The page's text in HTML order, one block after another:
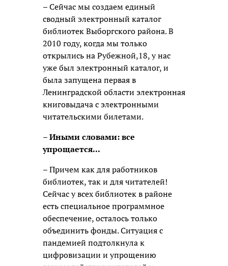
– Сейчас мы создаем единый
сводный электронный каталог
библиотек Выборгского района. В
2010 году, когда мы только
открылись на Рубежной,18, у нас
уже был электронный каталог, и
была запущена первая в
Ленинградской области электронная
книговыдача с электронными
читательскими билетами.
– Иными словами: все
упрощается...
– Причем как для работников
библиотек, так и для читателей!
Сейчас у всех библиотек в районе
есть специальное программное
обеспечение, осталось только
объединить фонды. Ситуация с
пандемией подтолкнула к
цифровизации и упрощению